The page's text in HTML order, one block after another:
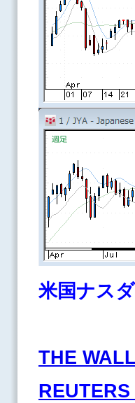
米国ナス
THE